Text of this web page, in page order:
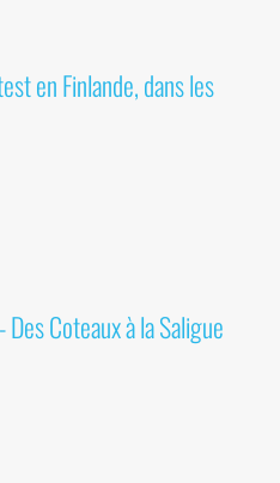
en Finlande, dans les
Coteaux à la Saligue